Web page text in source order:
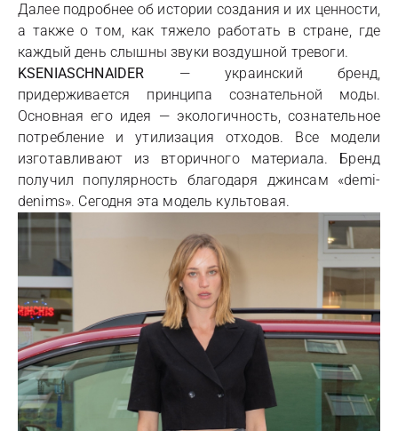
Далее подробнее об истории создания и их ценности,
а также о том, как тяжело работать в стране, где
каждый день слышны звуки воздушной тревоги.
KSENIASCHNAIDER — украинский бренд,
придерживается принципа сознательной моды.
Основная его идея — экологичность, сознательное
потребление и утилизация отходов. Все модели
изготавливают из вторичного материала. Бренд
получил популярность благодаря джинсам «demi-
denims». Сегодня эта модель культовая.